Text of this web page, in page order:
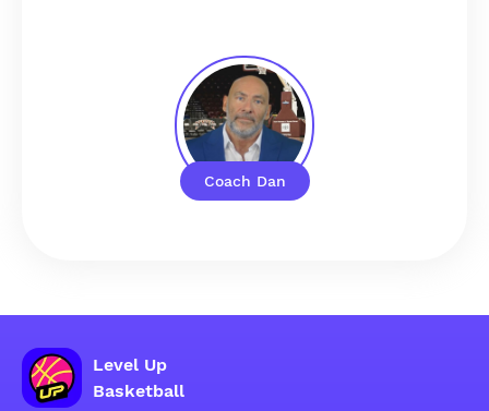
Coach Dan
Level Up
Basketball